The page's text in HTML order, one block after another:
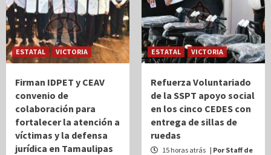
ESTATAL VICTORIA
Firman IDPET y CEAV
convenio de
colaboración para
fortalecer la atención a
víctimas y la defensa
jurídica en Tamaulipas
ESTATAL VICTORIA
Refuerza Voluntariado
de la SSPT apoyo social
en los cinco CEDES con
entrega de sillas de
ruedas
15 horas atrás | Por Staff de